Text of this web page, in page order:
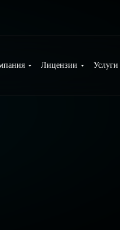
Лицензии Услуги